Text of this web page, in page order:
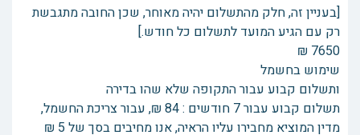
[בעניין זה, חלק מהתשלום יהיה מאוחר, שכן החובה מתגבשת
רק עם הגיע המועד לתשלום כל חודש.]
7650 ₪
שימוש בחשמל
ותשלום קבוע עבור התקופה שלא שהו בדירה
תשלום קבוע עבור 7 חודשים : 84 ₪, עבור צריכת החשמל,
מדין המוציא מחבירו עליו הראיה, אנו מחיבים בסך של 5 ₪